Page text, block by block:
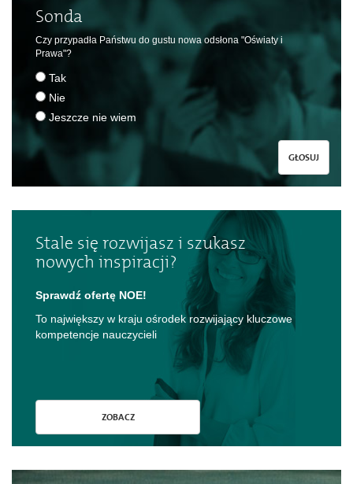
Sonda
Czy przypadła Państwu do gustu nowa odsłona "Oświaty i
Prawa"?
Tak
Nie
Jeszcze nie wiem
GŁOSUJ
Stale się rozwijasz i szukasz
nowych inspiracji?
Sprawdź ofertę NOE!
To największy w kraju ośrodek rozwijający kluczowe
kompetencje nauczycieli
ZOBACZ